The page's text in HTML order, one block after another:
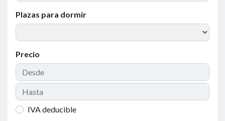
Plazas para dormir
Precio
IVA deducible